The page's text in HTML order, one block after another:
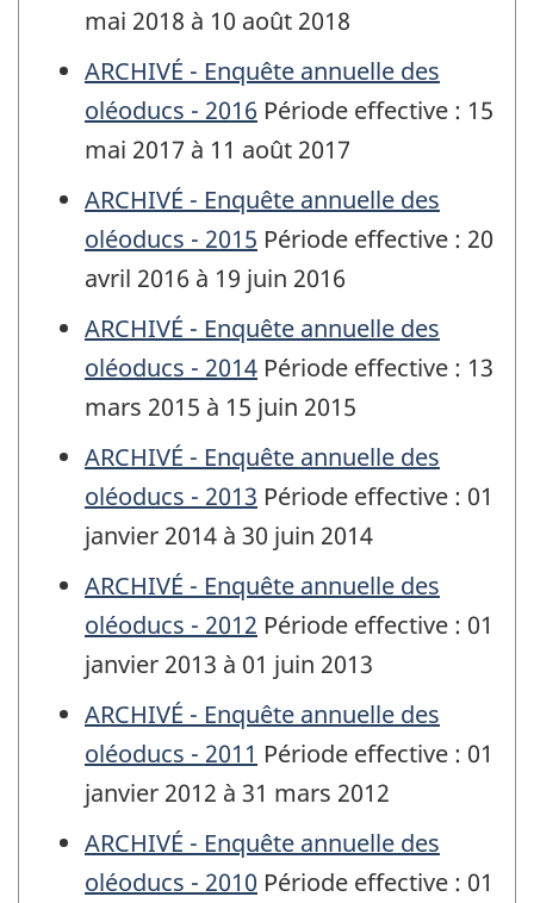
mai 2018 à 10 août 2018
ARCHIVÉ - Enquête annuelle des
oléoducs - 2016 Période effective : 15
mai 2017 à 11 août 2017
ARCHIVÉ - Enquête annuelle des
oléoducs - 2015 Période effective : 20
avril 2016 à 19 juin 2016
ARCHIVÉ - Enquête annuelle des
oléoducs - 2014 Période effective : 13
mars 2015 à 15 juin 2015
ARCHIVÉ - Enquête annuelle des
oléoducs - 2013 Période effective : 01
janvier 2014 à 30 juin 2014
ARCHIVÉ - Enquête annuelle des
oléoducs - 2012 Période effective : 01
janvier 2013 à 01 juin 2013
ARCHIVÉ - Enquête annuelle des
oléoducs - 2011 Période effective : 01
janvier 2012 à 31 mars 2012
ARCHIVÉ - Enquête annuelle des
oléoducs - 2010 Période effective : 01